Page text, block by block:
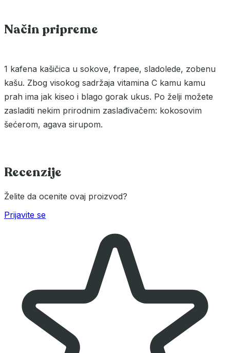
Način pripreme
1 kafena kašičica u sokove, frapee, sladolede, zobenu
kašu. Zbog visokog sadržaja vitamina C kamu kamu
prah ima jak kiseo i blago gorak ukus. Po želji možete
zasladiti nekim prirodnim zaslađivačem: kokosovim
šećerom, agava sirupom.
Recenzije
Želite da ocenite ovaj proizvod?
Prijavite se